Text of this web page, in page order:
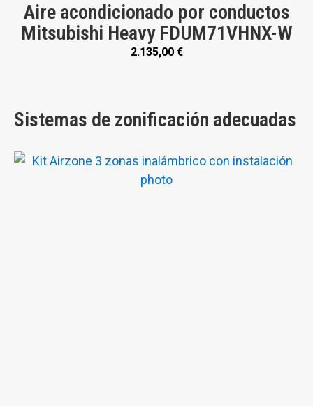
Aire acondicionado por conductos
Mitsubishi Heavy FDUM71VHNX-W
2.135,00 €
Sistemas de zonificación adecuadas